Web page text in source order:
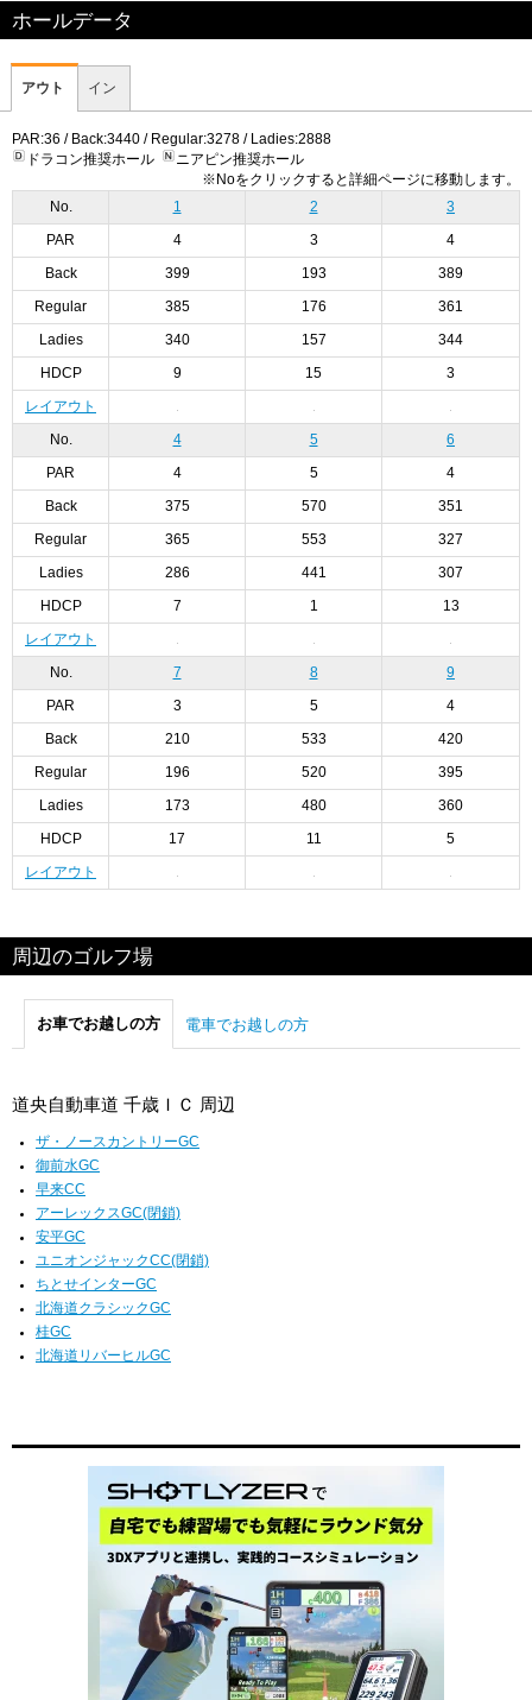
ホールデータ
アウト イン
PAR:36 / Back:3440 / Regular:3278 / Ladies:2888
ドラコン推奨ホール
ニアピン推奨ホール
※Noをクリックすると詳細ページに移動します。
No.
1 2 3
PAR 4 3 4
Back 399 193 389
Regular 385 176 361
Ladies 340 157 344
HDCP 9 15 3
レイアウト
No. 4 5 6
PAR 4 5 4
Back 375 570 351
Regular 365 553 327
Ladies 286 441 307
HDCP 7 1 13
レイアウト
No. 7 8 9
PAR 3 5 4
Back 210 533 420
Regular 196 520 395
Ladies 173 480 360
HDCP 17 11 5
レイアウト
周辺のゴルフ場
お車でお越しの方 電車でお越しの方
道央自動車道 千歳ＩＣ 周辺
ザ・ノースカントリーGC
御前水GC
早来CC
アーレックスGC(閉鎖)
安平GC
ユニオンジャックCC(閉鎖)
ちとせインターGC
北海道クラシックGC
桂GC
北海道リバーヒルGC